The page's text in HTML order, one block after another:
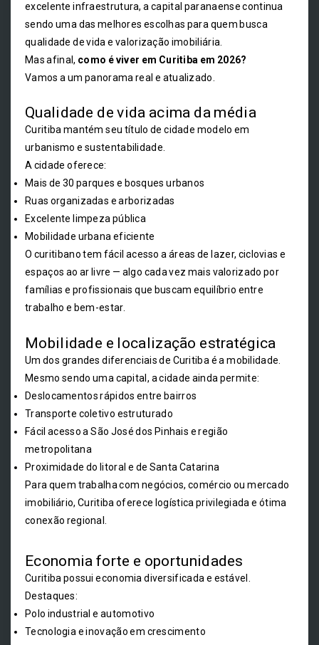
excelente infraestrutura, a capital paranaense continua
sendo uma das melhores escolhas para quem busca
qualidade de vida e valorização imobiliária.
Mas afinal, como é viver em Curitiba em 2026?
Vamos a um panorama real e atualizado.
Qualidade de vida acima da média
Curitiba mantém seu título de cidade modelo em
urbanismo e sustentabilidade.
A cidade oferece:
Mais de 30 parques e bosques urbanos
Ruas organizadas e arborizadas
Excelente limpeza pública
Mobilidade urbana eficiente
O curitibano tem fácil acesso a áreas de lazer, ciclovias e
espaços ao ar livre — algo cada vez mais valorizado por
famílias e profissionais que buscam equilíbrio entre
trabalho e bem-estar.
Mobilidade e localização estratégica
Um dos grandes diferenciais de Curitiba é a mobilidade.
Mesmo sendo uma capital, a cidade ainda permite:
Deslocamentos rápidos entre bairros
Transporte coletivo estruturado
Fácil acesso a São José dos Pinhais e região
metropolitana
Proximidade do litoral e de Santa Catarina
Para quem trabalha com negócios, comércio ou mercado
imobiliário, Curitiba oferece logística privilegiada e ótima
conexão regional.
Economia forte e oportunidades
Curitiba possui economia diversificada e estável.
Destaques:
Polo industrial e automotivo
Tecnologia e inovação em crescimento